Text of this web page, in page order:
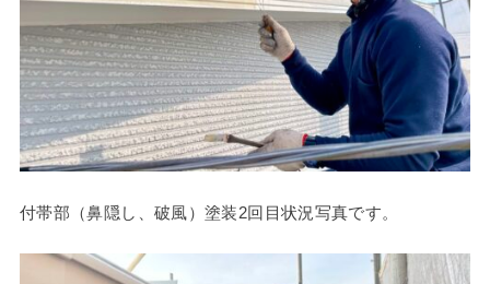
付帯部（鼻隠し、破風）塗装2回目状況写真です。